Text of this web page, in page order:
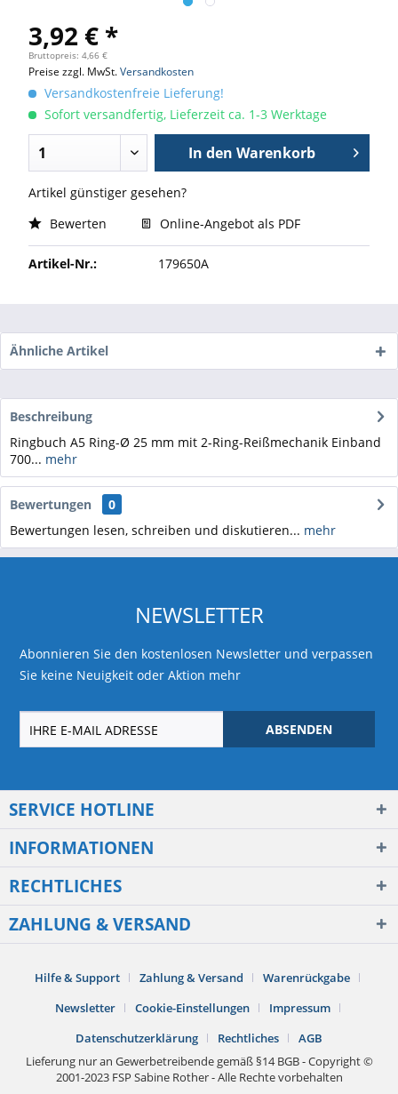
3,92 € *
Bruttopreis: 4,66 €
Preise zzgl. MwSt.Versandkosten
Versandkostenfreie Lieferung!
Sofort versandfertig, Lieferzeit ca. 1-3 Werktage
In den Warenkorb
Artikel günstiger gesehen?
Bewerten
Online-Angebot als PDF
Artikel-Nr.: 179650A
Ähnliche Artikel
Beschreibung
Ringbuch A5 Ring-Ø 25 mm mit 2-Ring-Reißmechanik Einband
700... mehr
Bewertungen
0
Bewertungen lesen, schreiben und diskutieren... mehr
NEWSLETTER
Abonnieren Sie den kostenlosen Newsletter und verpassen
Sie keine Neuigkeit oder Aktion mehr
ABSENDEN
SERVICE HOTLINE
INFORMATIONEN
RECHTLICHES
ZAHLUNG & VERSAND
Hilfe & Support Zahlung & Versand
Warenrückgabe
Newsletter
Cookie-Einstellungen
Impressum
Datenschutzerklärung
Rechtliches
AGB
Lieferung nur an Gewerbetreibende gemäß §14 BGB - Copyright ©
2001-2023 FSP Sabine Rother - Alle Rechte vorbehalten